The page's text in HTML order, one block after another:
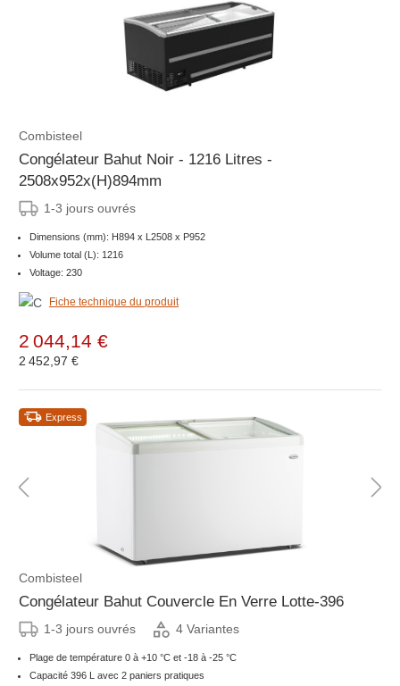
Combisteel
Congélateur Bahut Noir - 1216 Litres -
2508x952x(H)894mm
1-3 jours ouvrés
Dimensions (mm): H894 x L2508 x P952
Volume total (L): 1216
Voltage: 230
Fiche technique du produit
2 044,14 €
2 452,97 €
Express
Combisteel
Congélateur Bahut Couvercle En Verre Lotte-396
1-3 jours ouvrés 4 Variantes
Plage de température 0 à +10 °C et -18 à -25 °C
Capacité 396 L avec 2 paniers pratiques